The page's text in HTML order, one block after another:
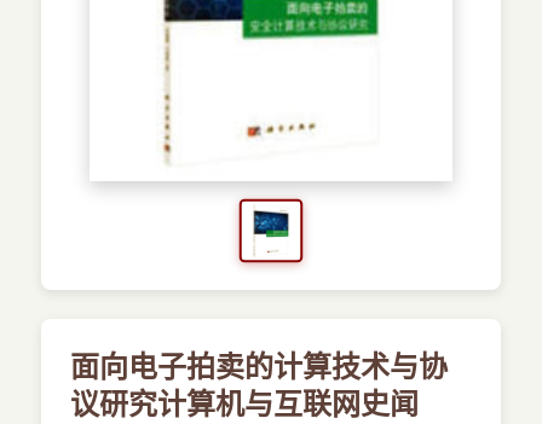
面向电子拍卖的计算技术与协
议研究计算机与互联网史闻